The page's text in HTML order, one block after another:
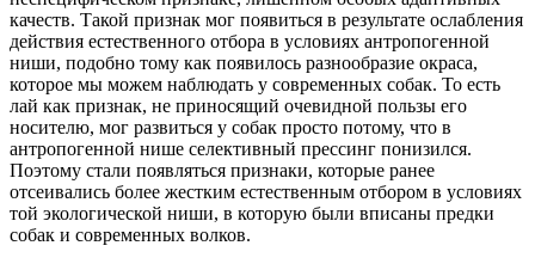
качеств. Такой признак мог появиться в результате ослабления
действия естественного отбора в условиях антропогенной
ниши, подобно тому как появилось разнообразие окраса,
которое мы можем наблюдать у современных собак. То есть
лай как признак, не приносящий очевидной пользы его
носителю, мог развиться у собак просто потому, что в
антропогенной нише селективный прессинг понизился.
Поэтому стали появляться признаки, которые ранее
отсеивались более жестким естественным отбором в условиях
той экологической ниши, в которую были вписаны предки
собак и современных волков.